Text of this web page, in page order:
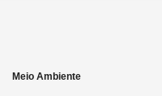
Meio Ambiente